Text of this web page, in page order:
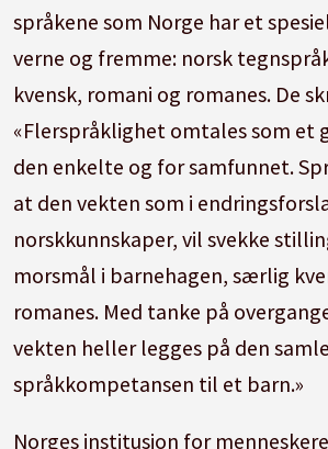
språkene som Norge har et
verne og fremme: norsk
kvensk, romani og romanes. De
«Flerspråklighet omtales som et
den enkelte og for samfunnet.
at den vekten som i
norskkunnskaper, vil svekke
morsmål i barnehagen, særlig
romanes. Med tanke på
vekten heller legges på den
språkkompetansen til et barn.»
Norges institusjon for